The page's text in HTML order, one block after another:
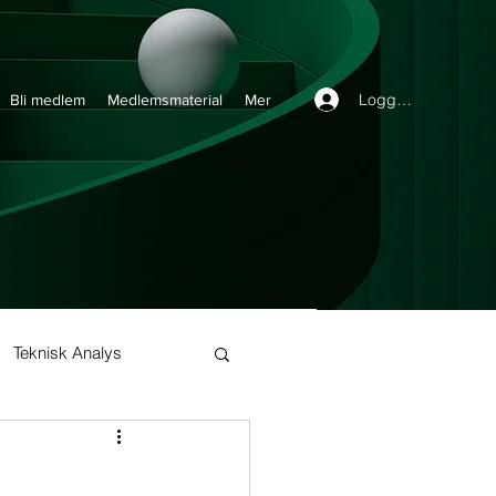
Teknisk Analys
Buy and Hold
Bli medlem Medlemsmaterial Mer Logga in